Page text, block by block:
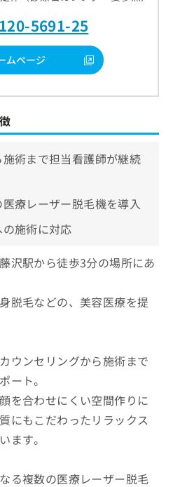
5691-25
ムページ
術まで担当看護師が継続
療レーザー脱毛機を導入
施術に対応
沢駅から徒歩3分の場所にあ
脱毛などの、美容医療を提
ウンセリングから施術まで
ート。
を合わせにくい空間作りに
にもこだわったリラックス
ます。
る複数の医療レーザー脱毛